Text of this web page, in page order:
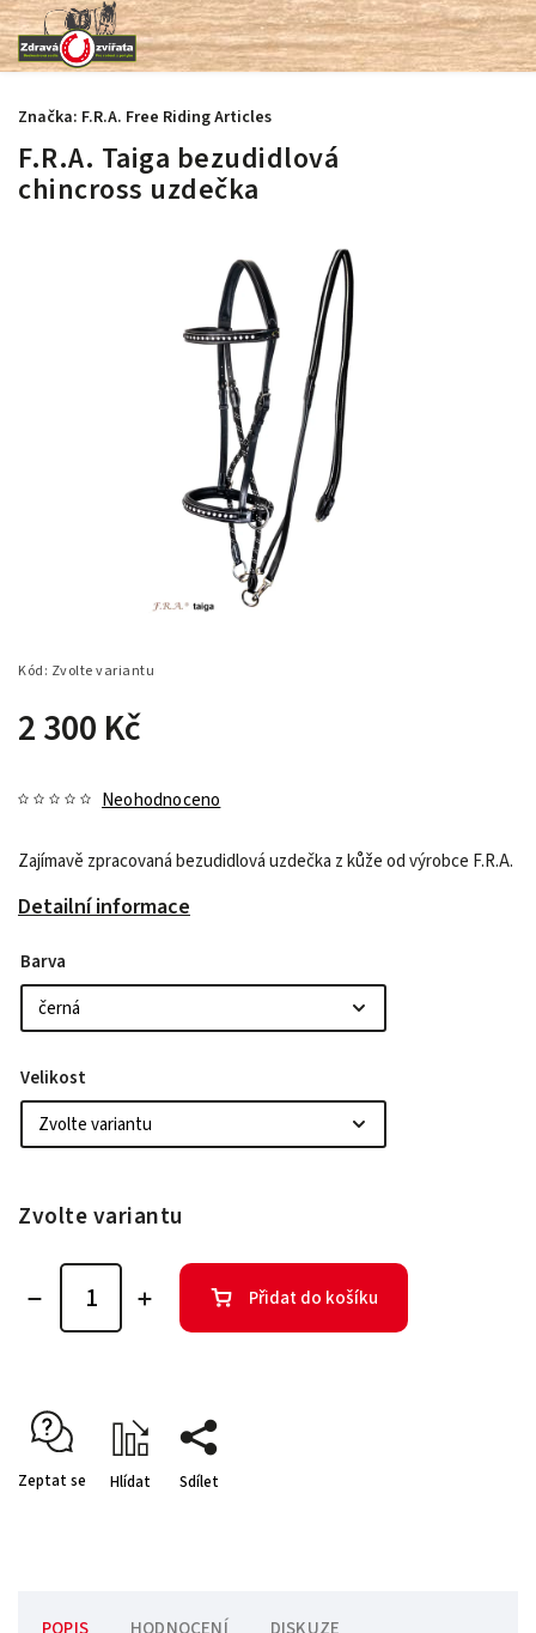
F.R.A. Taiga bezudidlová
chincross uzdečka
Kód: Zvolte variantu
2 300 Kč
Neohodnoceno
Zajímavě zpracovaná bezudidlová uzdečka z kůže od výrobce F.R.A.
Detailní informace
Značka: F.R.A. Free Riding Articles
Barva
Velikost
Zvolte variantu
Přidat do košíku
Zeptat se Hlídat Sdílet